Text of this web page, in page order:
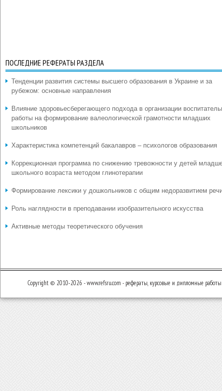
ПОСЛЕДНИЕ РЕФЕРАТЫ РАЗДЕЛА
Тенденции развития системы высшего образования в Украине и за
рубежом: основные направления
Влияние здоровьесберегающего подхода в организации
работы на формирование валеологической грамотности младших
школьников
Характеристика компетенций бакалавров – психологов образования
Коррекционная программа по снижению тревожности у детей
школьного возраста методом глинотерапии
Формирование лексики у дошкольников с общим недоразвитием
Роль наглядности в преподавании изобразительного искусства
Активные методы теоретического обучения
Copyright © 2010-2026 - www.refsru.com - рефераты, курсовые и дипломные работы